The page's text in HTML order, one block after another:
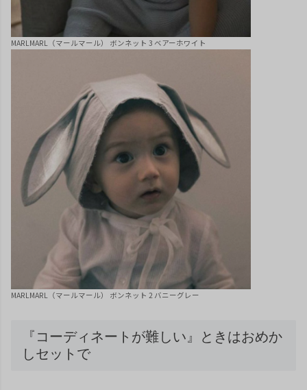
MARLMARL（マールマール） ボンネット 3 ベアーホワイト
MARLMARL（マールマール） ボンネット 2 バニーグレー
『コーディネートが難しい』ときはおめか
しセットで